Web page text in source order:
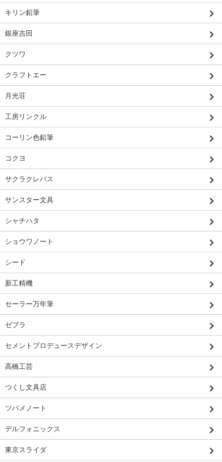
キリン鉛筆
銀座吉田
クツワ
クラフトエー
月光荘
工房リンクル
コーリン色鉛筆
コクヨ
サクラクレパス
サンスター文具
シャチハタ
ショウワノート
シード
新工精機
セーラー万年筆
ゼブラ
セメントプロデュースデザイン
高橋工芸
つくし文具店
ツバメノート
デルフォニックス
東京スライダ